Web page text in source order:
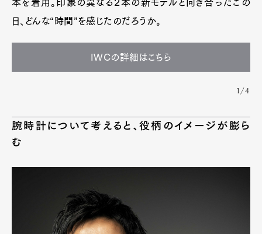
本を着用。印象の異なる２本の新モデルと向き合ったこの
日、どんな“時間”を感じたのだろうか。
IWCの詳細はこちら
1/4
腕時計について考えると、役柄のイメージが膨ら
む